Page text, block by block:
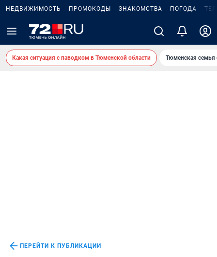
НЕДВИЖИМОСТЬ ПРОМОКОДЫ ЗНАКОМСТВА ПОГОДА
Какая ситуация с паводком в Тюменской области Тюменская семья
ПЕРЕЙТИ К ПУБЛИКАЦИИ